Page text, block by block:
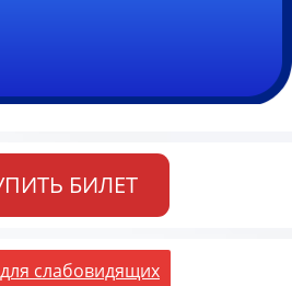
БИЛЕТ
слабовидящих